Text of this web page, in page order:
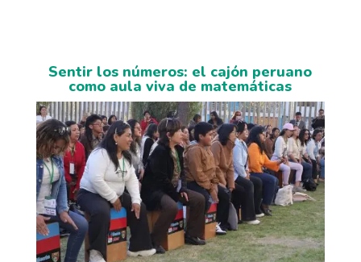
Sentir los números: el cajón peruano
como aula viva de matemáticas